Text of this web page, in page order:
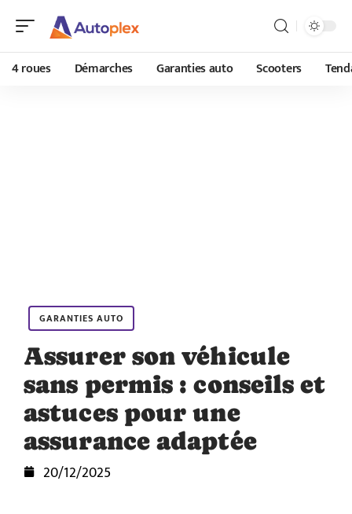
4 roues Démarches Garanties auto Scooters
GARANTIES AUTO
Assurer son véhicule
sans permis : conseils et
astuces pour une
assurance adaptée
20/12/2025